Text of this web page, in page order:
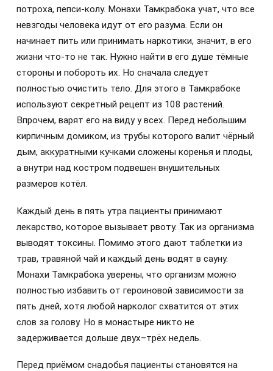
потроха, пепси-колу. Монахи Тамкрабока учат, что все
невзгоды человека идут от его разума. Если он
начинает пить или принимать наркотики, значит, в его
жизни что-то не так. Нужно найти в его душе тёмные
стороны и побороть их. Но сначала следует
полностью очистить тело. Для этого в Тамкрабоке
используют секретный рецепт из 108 растений.
Впрочем, варят его на виду у всех. Перед небольшим
кирпичным домиком, из трубы которого валит чёрный
дым, аккуратными кучками сложены коренья и плоды,
а внутри над костром подвешен внушительных
размеров котёл.
Каждый день в пять утра пациенты принимают
лекарство, которое вызывает рвоту. Так из организма
выводят токсины. Помимо этого дают таблетки из
трав, травяной чай и каждый день водят в сауну.
Монахи Тамкрабока уверены, что организм можно
полностью избавить от героиновой зависимости за
пять дней, хотя любой нарколог схватится от этих
слов за голову. Но в монастыре никто не
задерживается дольше двух–трёх недель.
Перед приёмом снадобья пациенты становятся на